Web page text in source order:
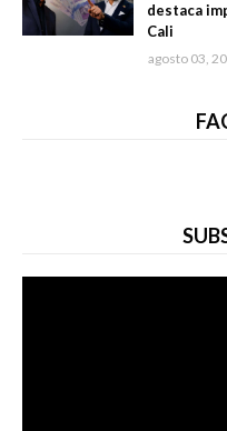
destaca
Cali
agosto 03,